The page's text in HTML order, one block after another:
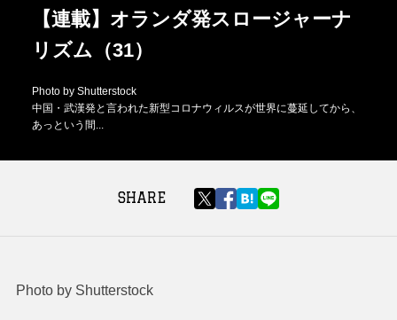
【連載】オランダ発スロージャーナ
リズム（31）
Photo by Shutterstock
中国・武漢発と言われた新型コロナウィルスが世界に蔓延してから、
あっという間...
SHARE
Photo by Shutterstock